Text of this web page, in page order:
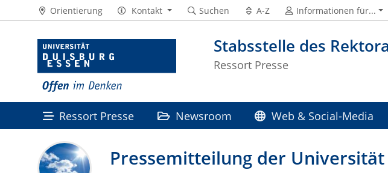
Stabsstelle des
Ressort Presse
Orientierung Kontakt Suchen A-Z Informationen für...
Ressort Presse Newsroom Web & Social-Media
Pressemitteilung der Universität